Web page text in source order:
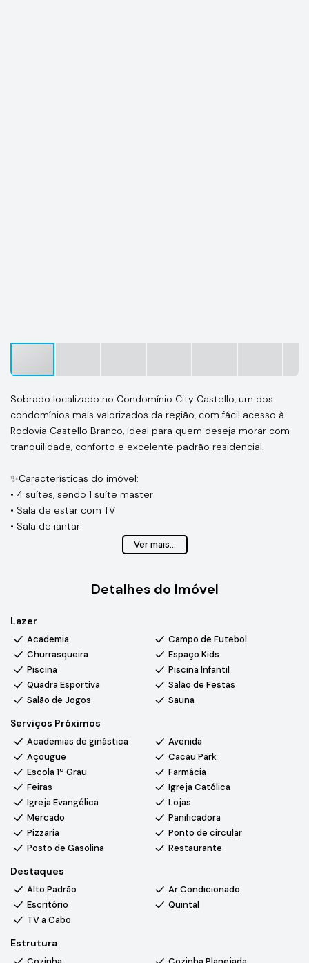
Sobrado localizado no Condomínio City Castello, um dos
condomínios mais valorizados da região, com fácil acesso à
Rodovia Castello Branco, ideal para quem deseja morar com
tranquilidade, conforto e excelente padrão residencial.
✨Características do imóvel:
• 4 suítes, sendo 1 suíte master
• Sala de estar com TV
• Sala de jantar
• Hall de entrada com pé-direito alto
• Sala de jogos
• Garagem com capacidade para até 10 veículos
• Imóvel com arquitetura contemporânea
• Ampla área verde com jardinagem e árvores frutíferas
O Condomínio City Castello conta com portaria e segurança
vizinhança e localização estratégica, proporcionando
tranquilidade, conforto e fácil acesso às principais rodovias da
região.
Ver mais...
Detalhes do Imóvel
Lazer
Academia
Campo de Futebol
Churrasqueira
Espaço Kids
Piscina
Piscina Infantil
Quadra Esportiva
Salão de Festas
Salão de Jogos
Sauna
Serviços Próximos
Academias de ginástica
Avenida
Açougue
Cacau Park
Escola 1º Grau
Farmácia
Feiras
Igreja Católica
Igreja Evangélica
Lojas
Mercado
Panificadora
Pizzaria
Ponto de circular
Posto de Gasolina
Restaurante
Destaques
Alto Padrão
Ar Condicionado
Escritório
Quintal
TV a Cabo
Estrutura